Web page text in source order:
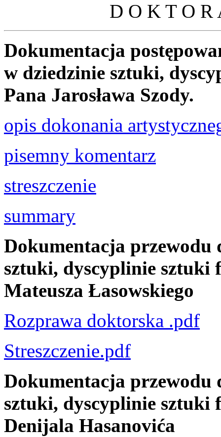
D O K T O
Dokumentacja
w dziedzinie sztuki,
Pana Jarosława Szody.
opis dokonania
pisemny komentarz
streszczenie
summary
Dokumentacja przewodu
sztuki, dyscyplinie sztuki
Mateusza Łasowskiego
Rozprawa doktorska .pdf
Streszczenie.pdf
Dokumentacja przewodu
sztuki, dyscyplinie sztuki
Denijala Hasanovića